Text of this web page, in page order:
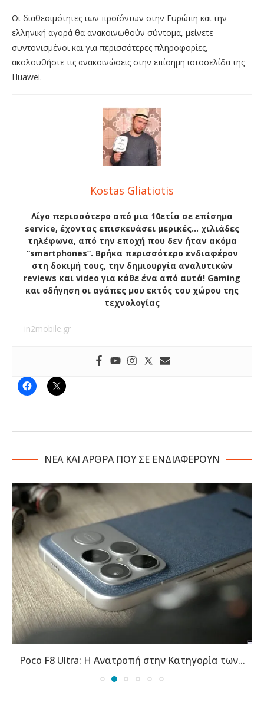
Οι διαθεσιμότητες των προϊόντων στην Ευρώπη και την
ελληνική αγορά θα ανακοινωθούν σύντομα, μείνετε
συντονισμένοι και για περισσότερες πληροφορίες,
ακολουθήστε τις ανακοινώσεις στην επίσημη ιστοσελίδα της
Huawei.
Kostas Gliatiotis
Λίγο περισσότερο από μια 10ετία σε επίσημα
service, έχοντας επισκευάσει μερικές… χιλιάδες
τηλέφωνα, από την εποχή που δεν ήταν ακόμα
“smartphones”. Βρήκα περισσότερο ενδιαφέρον
στη δοκιμή τους, την δημιουργία αναλυτικών
reviews και video για κάθε ένα από αυτά! Gaming
και οδήγηση οι αγάπες μου εκτός του χώρου της
τεχνολογίας
in2mobile.gr
NΕΑ ΚΑΙ ΑΡΘΡΑ ΠΟΥ ΣΕ ΕΝΔΙΑΦΕΡΟΥΝ
Poco F8 Ultra: Η Ανατροπή στην Κατηγορία των...